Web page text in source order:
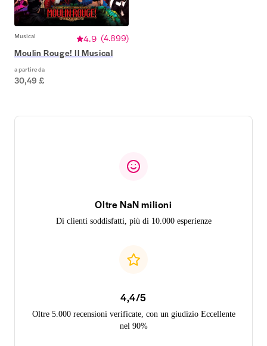
Musical 4.9 (4.899)
Moulin Rouge! Il Musical
a partire da
30,49 £
Oltre NaN milioni
Di clienti soddisfatti, più di 10.000 esperienze
4,4/5
Oltre 5.000 recensioni verificate, con un giudizio Eccellente
nel 90%